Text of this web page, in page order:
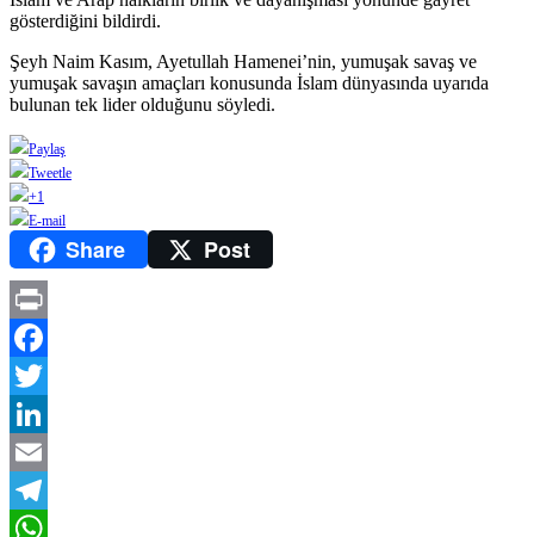
gösterdiğini bildirdi.
Şeyh Naim Kasım, Ayetullah Hamenei’nin, yumuşak savaş ve
yumuşak savaşın amaçları konusunda İslam dünyasında uyarıda
bulunan tek lider olduğunu söyledi.
Paylaş
Tweetle
+1
E-mail
Share Post
Print
Facebook
Twitter
LinkedIn
Email
Telegram